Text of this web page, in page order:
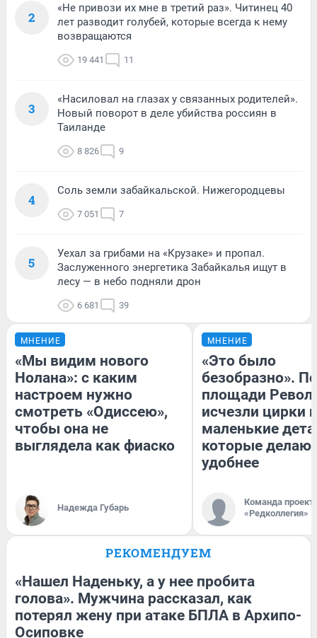
2
«Не привози их мне в третий раз». Читинец 40
лет разводит голубей, которые всегда к нему
возвращаются
19 441 11
3
«Насиловал на глазах у связанных родителей».
Новый поворот в деле убийства россиян в
Таиланде
8 826 9
4
Соль земли забайкальской. Нижегородцевы
7 051 7
5
Уехал за грибами на «Крузаке» и пропал.
Заслуженного энергетика Забайкалья ищут в
лесу — в небо подняли дрон
6 681 39
МНЕНИЕ
«Мы видим нового
Нолана»: с каким
настроем нужно
смотреть «Одиссею»,
чтобы она не
выглядела как фиаско
Надежда Губарь
МНЕНИЕ
«Это было
безобразно».
площади
исчезли цирки
маленькие
которые
удобнее
Команда
«Редколлегия»
РЕКОМЕНДУЕМ
«Нашел Наденьку, а у нее пробита
голова». Мужчина рассказал, как
потерял жену при атаке БПЛА в Архипо-
Осиповке